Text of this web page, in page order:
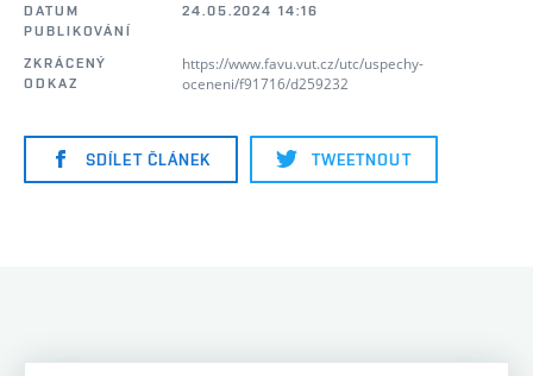
DATUM
PUBLIKOVÁNÍ
24.05.2024 14:16
ZKRÁCENÝ
ODKAZ
https://www.favu.vut.cz/utc/uspechy-
oceneni/f91716/d259232
SDÍLET ČLÁNEK TWEETNOUT